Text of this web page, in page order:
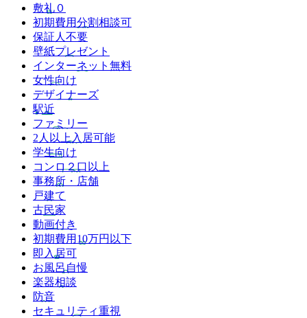
敷礼０
初期費用分割相談可
保証人不要
壁紙プレゼント
インターネット無料
女性向け
デザイナーズ
駅近
ファミリー
2人以上入居可能
学生向け
コンロ２口以上
事務所・店舗
戸建て
古民家
動画付き
初期費用10万円以下
即入居可
お風呂自慢
楽器相談
防音
セキュリティ重視